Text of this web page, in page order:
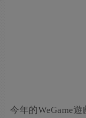
今年的WeGame